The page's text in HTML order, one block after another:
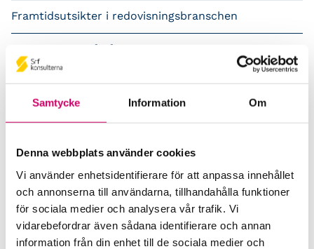
Samtycke Information Om
Denna webbplats använder cookies
Vi använder enhetsidentifierare för att anpassa innehållet
och annonserna till användarna, tillhandahålla funktioner
för sociala medier och analysera vår trafik. Vi
vidarebefordrar även sådana identifierare och annan
information från din enhet till de sociala medier och
Framtidsutsikter i redovisningsbranschen
Prenumerera på våra nyhetsbrev
Pressrum
Remisser
Samverkan med myndigheter och organisationer
Srf Fokusrapport 2024 – insikter för hållbart
företagande